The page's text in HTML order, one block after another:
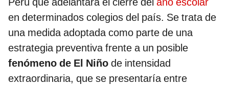
en determinados colegios del país. Se trata de
una medida adoptada como parte de una
estrategia preventiva frente a un posible
fenómeno de El Niño de intensidad
extraordinaria, que se presentaría entre